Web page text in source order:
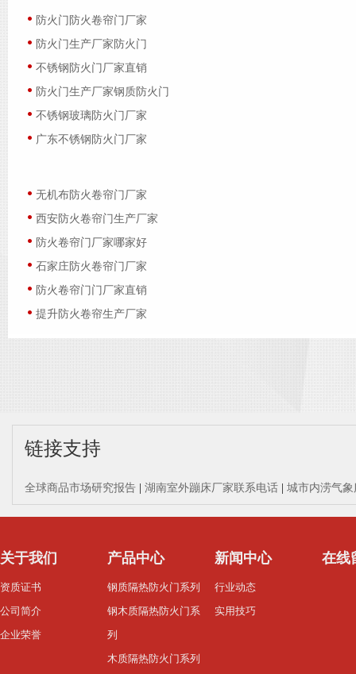
防火门防火卷帘门厂家
防火门生产厂家防火门
不锈钢防火门厂家直销
防火门生产厂家钢质防火门
不锈钢玻璃防火门厂家
广东不锈钢防火门厂家
无机布防火卷帘门厂家
西安防火卷帘门生产厂家
防火卷帘门厂家哪家好
石家庄防火卷帘门厂家
防火卷帘门门厂家直销
提升防火卷帘生产厂家
链接支持
全球商品市场研究报告 湖南室外蹦床厂家联系电话 城市内涝气
关于我们
资质证书
公司简介
企业荣誉
产品中心
钢质隔热防火门系列
钢木质隔热防火门系
列
木质隔热防火门系列
新闻中心
行业动态
实用技巧
在线